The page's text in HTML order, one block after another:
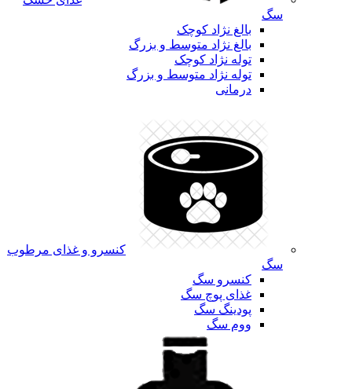
سگ
بالغ نژاد کوچک
بالغ نژاد متوسط و بزرگ
توله نژاد کوچک
توله نژاد متوسط و بزرگ
درمانی
کنسرو و غذای مرطوب
سگ
کنسرو سگ
غذای پوچ سگ
پودینگ سگ
ووم سگ